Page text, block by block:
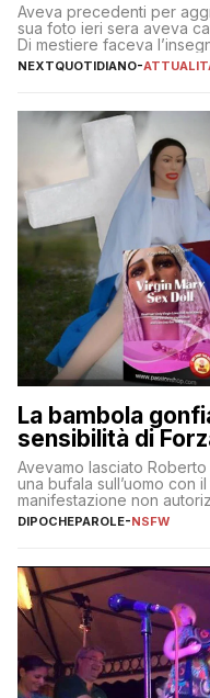
Aveva precedenti per
sua foto ieri sera aveva
Di mestiere faceva
anni fa all’Islam. Era
NEXTQUOTIDIANO-
La bambola
sensibilità di
Avevamo lasciato
una bufala sull’uomo con
manifestazione non
un poliziotto e poi
DIPOCHEPAROLE-NSFW